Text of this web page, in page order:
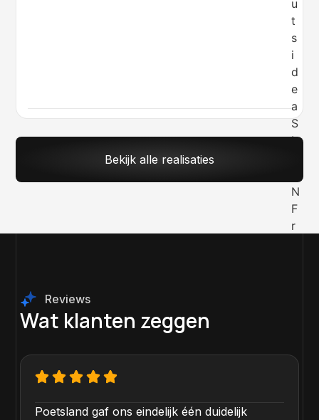
Bekijk alle realisaties
Reviews
Wat klanten zeggen
Poetsland gaf ons eindelijk één duidelijk